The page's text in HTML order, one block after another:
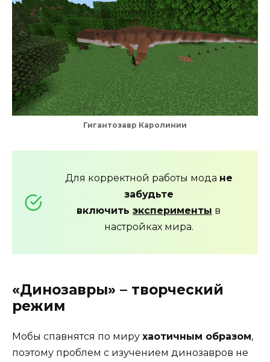
Гигантозавр Каролинии
Для корректной работы мода не
забудьте
включить эксперименты в
настройках мира.
«Динозавры» – творческий
режим
Мобы спавнятся по миру хаотичным образом,
поэтому проблем с изучением динозавров не